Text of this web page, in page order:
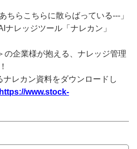
ちらこちらに散らばっている---」
ナレッジツール「ナレカン」
の企業様が抱える、ナレッジ管理
レカン資料をダウンロードし
https://www.stock-